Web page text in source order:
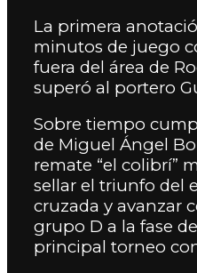
La primera
minutos de juego
fuera del área de
superó al portero
Sobre tiempo
de Miguel Ángel
remate “el colibrí”
sellar el triunfo del
cruzada y avanzar
grupo D a la fase
principal torneo